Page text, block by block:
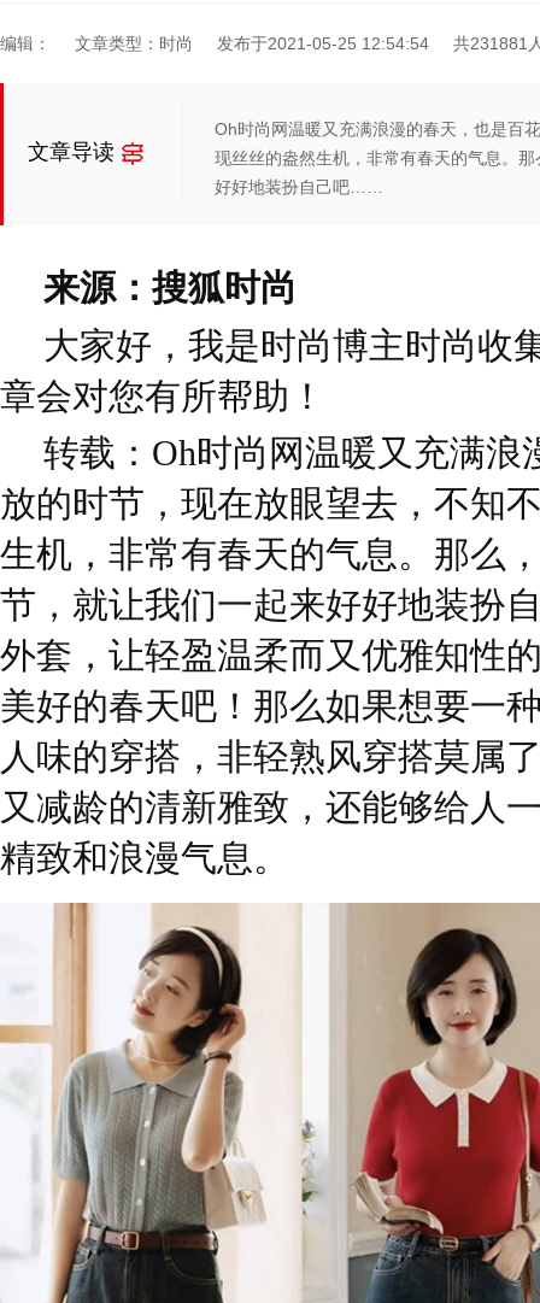
编辑： 文章类型：时尚 发布于2021-05-25 12:54:54 共231881
文章导读
Oh时尚网温暖又充满浪漫的春天，也是百
现丝丝的盎然生机，非常有春天的气息。
好好地装扮自己吧……
来源：搜狐时尚
大家好，我是时尚博主时尚收
章会对您有所帮助！
转载：Oh时尚网温暖又充满浪
放的时节，现在放眼望去，不知
生机，非常有春天的气息。那么
节，就让我们一起来好好地装扮
外套，让轻盈温柔而又优雅知性
美好的春天吧！那么如果想要一
人味的穿搭，非轻熟风穿搭莫属
又减龄的清新雅致，还能够给人
精致和浪漫气息。